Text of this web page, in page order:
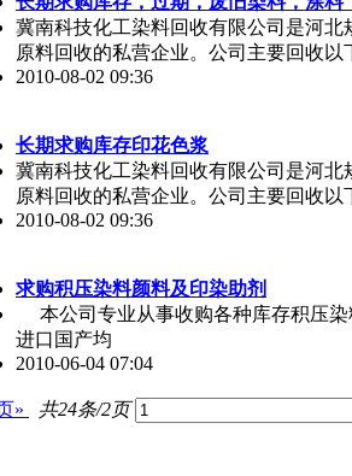
冀南科技化工染料回收有限公司是河
原料回收的私营企业。公司主要回收以
2010-08-02 09:36
长期求购库存印花色浆
冀南科技化工染料回收有限公司是河
原料回收的私营企业。公司主要回收以
2010-08-02 09:36
求购积压染料颜料及印染助剂
本公司专业从事收购各种库存积压染
进口国产均
2010-06-04 07:04
» 共24条/2页